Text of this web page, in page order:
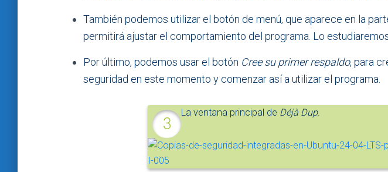
También podemos utilizar el botón de menú, que aparece en la
permitirá ajustar el comportamiento del programa. Lo
Por último, podemos usar el botón Cree su primer respaldo, para
seguridad en este momento y comenzar así a utilizar el programa.
La ventana principal de Déjà Dup.